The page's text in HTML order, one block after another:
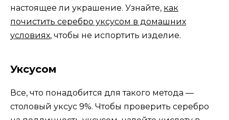
настоящее ли украшение. Узнайте, как
почистить серебро уксусом в домашних
условиях, чтобы не испортить изделие.
Уксусом
Все, что понадобится для такого метода —
столовый уксус 9%. Чтобы проверить серебро